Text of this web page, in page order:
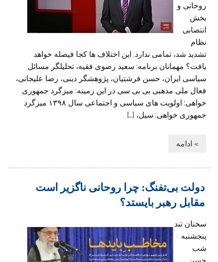
روحانی و
بخش
انتصابی
نظام
تشدید شد، تمامی ندارد. این اختلاف ها کجا فیصله خواهد
یافت؟ مهمانان برنامه: سعید رضوی فقیه، تحلیلگر مسائل
سیاسی ایران، حسن فرشتیان، پژوهشگر دینی، رضا علیجانی،
فعال ملی مذهبی بی بی سی در این زمینه: میزگرد جمهوری
خواهی: اولویت های سیاسی و اجتماعی سال ۱۳۹۸ میزگرد
جمهوری خواهی: سیل، […]
» ادامه
دولت بی‌تفنگ: چرا روحانی ناگزیر است
مقابل رهبر بایستد؟
سخنان تند
پنجشنبه
شب